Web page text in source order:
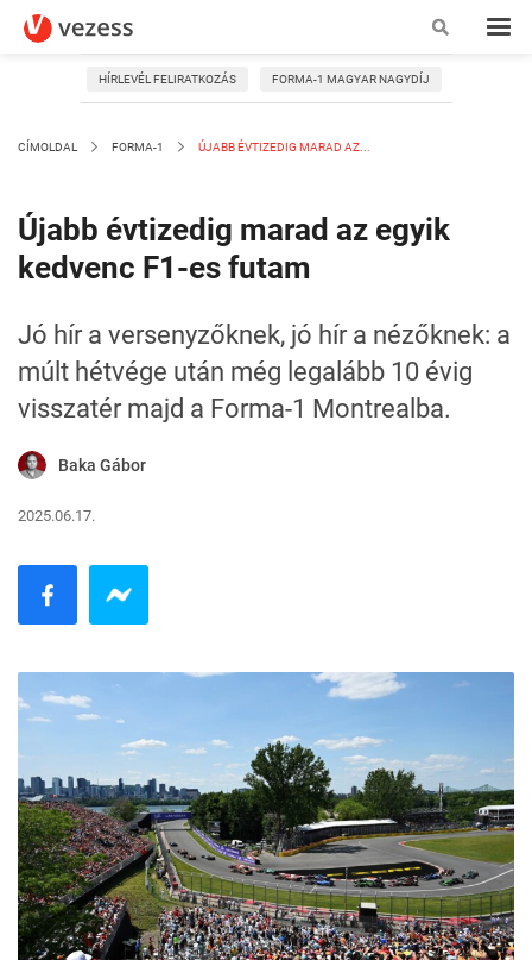
HÍRLEVÉL FELIRATKOZÁS FORMA-1 MAGYAR NAGYDÍJ
CÍMOLDAL FORMA-1 ÚJABB ÉVTIZEDIG MARAD AZ...
Újabb évtizedig marad az egyik
kedvenc F1-es futam
Jó hír a versenyzőknek, jó hír a nézőknek: a
múlt hétvége után még legalább 10 évig
visszatér majd a Forma-1 Montrealba.
Baka Gábor
2025.06.17.